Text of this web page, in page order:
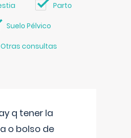
Parto
Suelo Pélvico
Otras consultas
q tener la
o bolso de